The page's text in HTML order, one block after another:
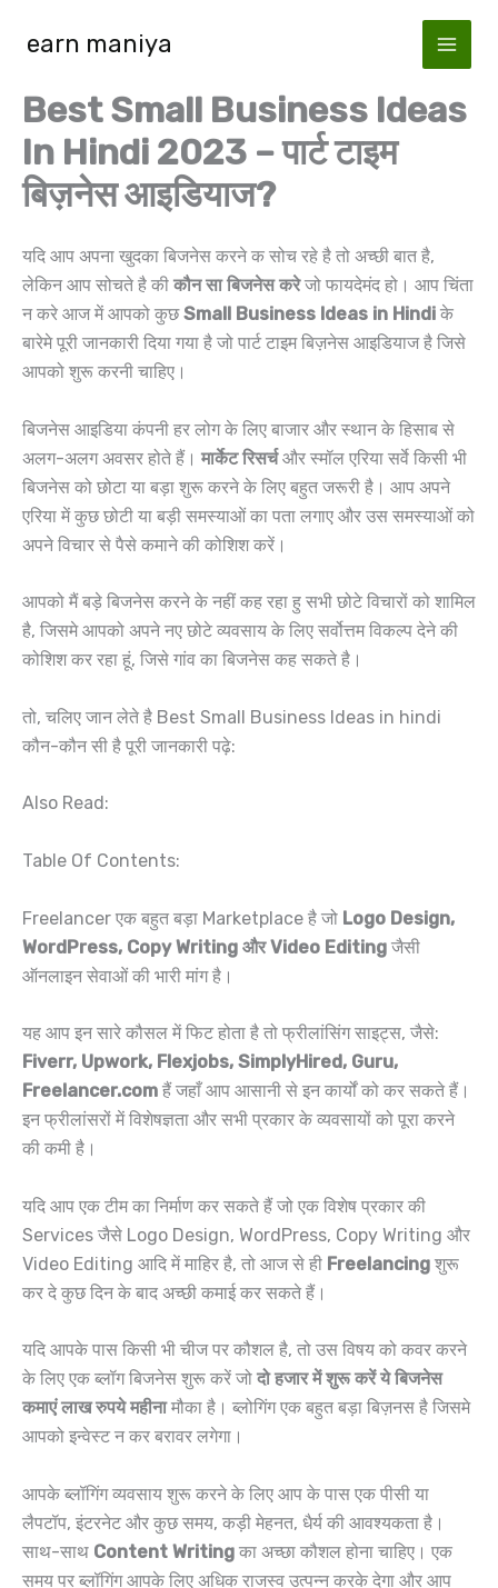
earn maniya
Best Small Business Ideas
In Hindi 2023 – पार्ट टाइम
बिज़नेस आइडियाज?
यदि आप अपना खुदका बिजनेस करने क सोच रहे है तो अच्छी बात है,
लेकिन आप सोचते है की कौन सा बिजनेस करेजो फायदेमंद हो। आप चिंता
न करे आज में आपको कुछSmall Business Ideas in Hindi के
बारेमे पूरी जानकारी दिया गया है जो पार्ट टाइम बिज़नेस आइडियाज है जिसे
आपको शुरू करनी चाहिए।
बिजनेस आइडिया कंपनी हर लोग के लिए बाजार और स्थान के हिसाब से
अलग-अलग अवसर होते हैं। मार्केट रिसर्चऔर स्मॉल एरिया सर्वे किसी भी
बिजनेस को छोटा या बड़ा शुरू करने के लिए बहुत जरूरी है। आप अपने
एरिया में कुछ छोटी या बड़ी समस्याओं का पता लगाए और उस समस्याओं को
अपने विचार से पैसे कमाने की कोशिश करें।
आपको मैं बड़े बिजनेस करने के नहीं कह रहा हु सभी छोटे विचारों को शामिल
है, जिसमे आपको अपने नए छोटे व्यवसाय के लिए सर्वोत्तम विकल्प देने की
कोशिश कर रहा हूं, जिसे गांव का बिजनेस कह सकते है।
तो, चलिए जान लेते है Best Small Business Ideas in hindi
कौन-कौन सी है पूरी जानकारी पढ़े:
Also Read:
Table Of Contents:
Freelancer एक बहुत बड़ा Marketplace है जो Logo Design,
WordPress, Copy Writing औरVideo Editing जैसी
ऑनलाइन सेवाओं की भारी मांग है।
यह आप इन सारे कौसल में फिट होता है तो फ्रीलांसिंग साइट्स, जैसे:
Fiverr, Upwork, Flexjobs, SimplyHired, Guru,
Freelancer.com हैं जहाँ आप आसानी से इन कार्यों को कर सकते हैं।
इन फ्रीलांसरों में विशेषज्ञता और सभी प्रकार के व्यवसायों को पूरा करने
की कमी है।
यदि आप एक टीम का निर्माण कर सकते हैं जो एक विशेष प्रकार की
Services जैसे Logo Design, WordPress, Copy Writing और
Video Editing आदि में माहिर है, तो आज से ही Freelancing शुरू
कर दे कुछ दिन के बाद अच्छी कमाई कर सकते हैं।
यदि आपके पास किसी भी चीज पर कौशल है, तो उस विषय को कवर करने
के लिए एक ब्लॉग बिजनेस शुरू करें जो दो हजार में शुरू करें ये बिजनेस
कमाएं लाख रुपये महीनामौका है। ब्लोगिंग एक बहुत बड़ा बिज़नस है जिसमे
आपको इन्वेस्ट न कर बरावर लगेगा।
आपके ब्लॉगिंग व्यवसाय शुरू करने के लिए आप के पास एक पीसी या
लैपटॉप, इंटरनेट और कुछ समय, कड़ी मेहनत, धैर्य की आवश्यकता है।
साथ-साथ Content Writing का अच्छा कौशल होना चाहिए। एक
समय पर ब्लॉगिंग आपके लिए अधिक राजस्व उत्पन्न करके देगा और आप